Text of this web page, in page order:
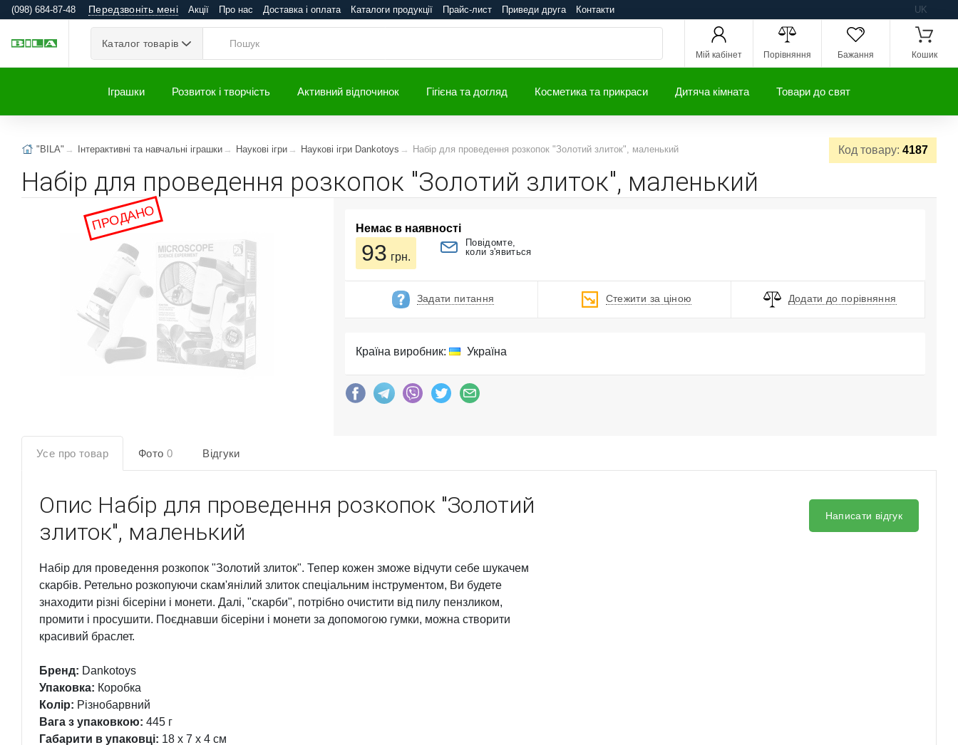
(098) 684-87-48 Передзвоніть мені Акції Про нас Доставка і оплата Каталоги продукції Прайс-лист Приведи друга Контакти UK
Каталог товарів
Мій кабінет Порівняння Бажання Кошик
Іграшки Розвиток і творчість Активний відпочинок Гігієна та догляд Косметика та прикраси Дитяча кімната Товари до свят
Код товару: 4187
"BILA" Інтерактивні та навчальні іграшки Наукові ігри Наукові ігри Dankotoys Набір для проведення розкопок "Золотий злиток", маленький
Набір для проведення розкопок "Золотий злиток", маленький
ПРОДАНО Немає в наявності
93 грн.
Повідомте,
коли з'явиться
Задати питання Стежити за ціною Додати до порівняння
Країна виробник: Україна
Усе про товар Фото 0 Відгуки
Опис Набір для проведення розкопок "Золотий
злиток", маленький
Набір для проведення розкопок "Золотий злиток". Тепер кожен зможе відчути себе шукачем
скарбів. Ретельно розкопуючи скам'янілий злиток спеціальним інструментом, Ви будете
знаходити різні бісеріни і монети. Далі, "скарби", потрібно очистити від пилу пензликом,
промити і просушити. Поєднавши бісеріни і монети за допомогою гумки, можна створити
красивий браслет.
Бренд: Dankotoys
Упаковка: Коробка
Колір: Різнобарвний
Вага з упаковкою: 445 г
Габарити в упаковці: 18 x 7 x 4 см
Написати відгук